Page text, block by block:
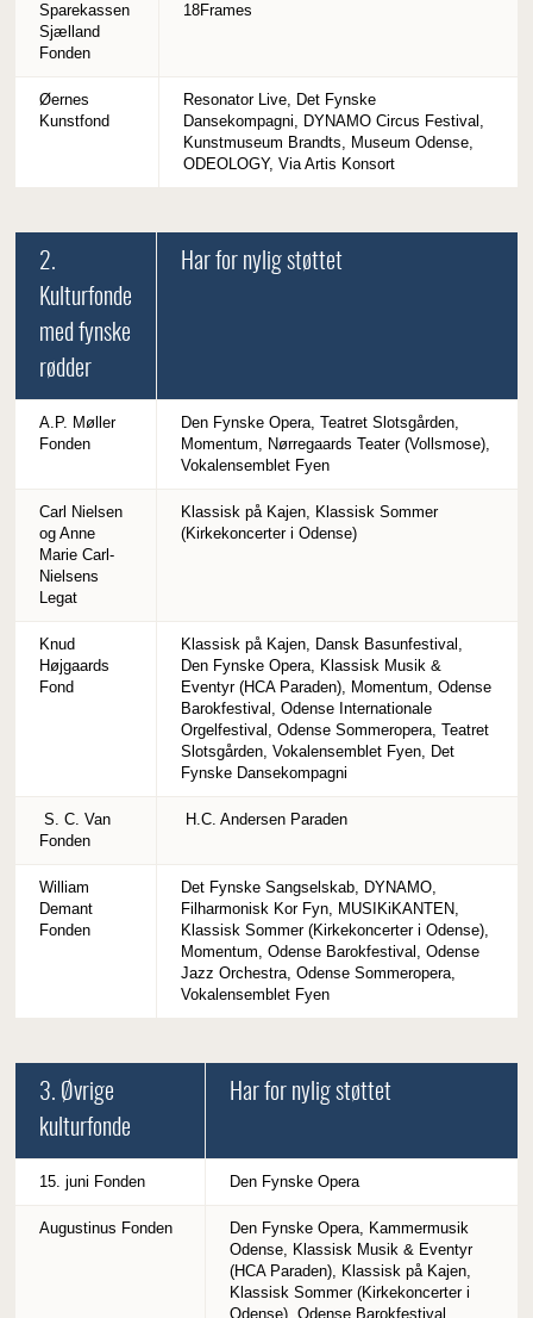
Sparekassen
Sjælland
Fonden
18Frames
Øernes
Kunstfond
Resonator Live, Det Fynske
Dansekompagni, DYNAMO Circus Festival,
Kunstmuseum Brandts, Museum Odense,
ODEOLOGY, Via Artis Konsort
2.
Kulturfonde
med fynske
rødder
Har for nylig støttet
A.P. Møller
Fonden
Den Fynske Opera, Teatret Slotsgården,
Momentum, Nørregaards Teater (Vollsmose),
Vokalensemblet Fyen
Carl Nielsen
og Anne
Marie Carl-
Nielsens
Legat
Klassisk på Kajen, Klassisk Sommer
(Kirkekoncerter i Odense)
Knud
Højgaards
Fond
Klassisk på Kajen, Dansk Basunfestival,
Den Fynske Opera, Klassisk Musik &
Eventyr (HCA Paraden), Momentum, Odense
Barokfestival, Odense Internationale
Orgelfestival, Odense Sommeropera, Teatret
Slotsgården, Vokalensemblet Fyen, Det
Fynske Dansekompagni
S. C. Van
Fonden
H.C. Andersen Paraden
William
Demant
Fonden
Det Fynske Sangselskab, DYNAMO,
Filharmonisk Kor Fyn, MUSIKiKANTEN,
Klassisk Sommer (Kirkekoncerter i Odense),
Momentum, Odense Barokfestival, Odense
Jazz Orchestra, Odense Sommeropera,
Vokalensemblet Fyen
3. Øvrige
kulturfonde
Har for nylig støttet
15. juni Fonden Den Fynske Opera
Augustinus Fonden
Den Fynske Opera, Kammermusik
Odense, Klassisk Musik & Eventyr
(HCA Paraden), Klassisk på Kajen,
Klassisk Sommer (Kirkekoncerter i
Odense), Odense Barokfestival,